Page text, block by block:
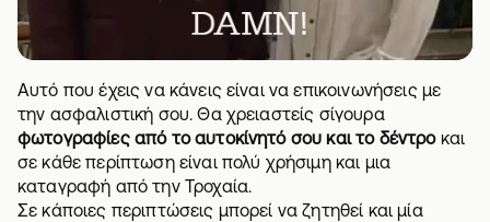
Αυτό που έχεις να κάνεις είναι να επικοινωνήσεις με
την ασφαλιστική σου. Θα χρειαστείς σίγουρα
φωτογραφίες από το αυτοκίνητό σου και το δέντροκαι
σε κάθε περίπτωση είναι πολύ χρήσιμη και μια
καταγραφή από την Τροχαία.
Σε κάποιες περιπτώσεις μπορεί να ζητηθεί και μία